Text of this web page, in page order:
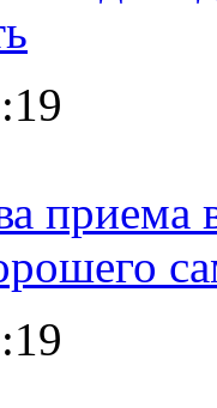
приема